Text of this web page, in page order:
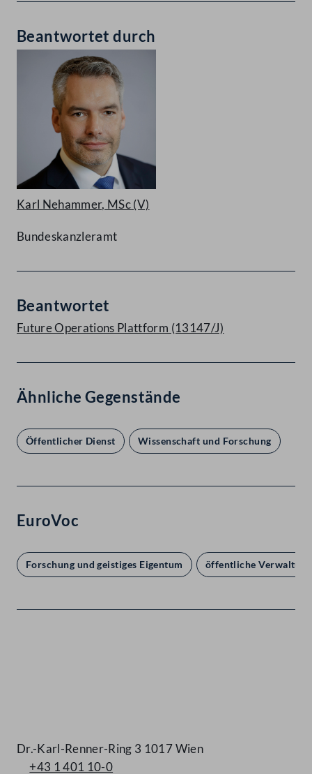
Beantwortet durch
Karl Nehammer, MSc(V)
Bundeskanzleramt
Beantwortet
Future Operations Plattform (13147/J)
Ähnliche Gegenstände
Öffentlicher Dienst Wissenschaft und Forschung
EuroVoc
Forschung und geistiges Eigentum öffentliche Verwaltung
Dr.-Karl-Renner-Ring 3 1017 Wien
+43 1 401 10-0